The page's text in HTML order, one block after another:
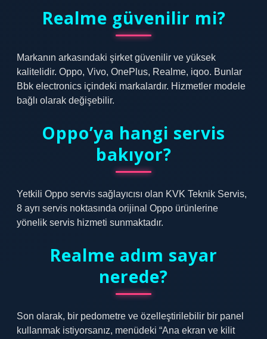
Realme güvenilir mi?
Markanın arkasındaki şirket güvenilir ve yüksek
kalitelidir. Oppo, Vivo, OnePlus, Realme, iqoo. Bunlar
Bbk electronics içindeki markalardır. Hizmetler modele
bağlı olarak değişebilir.
Oppo’ya hangi servis
bakıyor?
Yetkili Oppo servis sağlayıcısı olan KVK Teknik Servis,
8 ayrı servis noktasında orijinal Oppo ürünlerine
yönelik servis hizmeti sunmaktadır.
Realme adım sayar
nerede?
Son olarak, bir pedometre ve özelleştirilebilir bir panel
kullanmak istiyorsanız, menüdeki “Ana ekran ve kilit